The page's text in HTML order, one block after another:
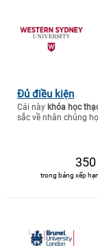
Đủ điều kiện
Cái này khóa học
sắc về nhân chủng
350
trong bảng xếp